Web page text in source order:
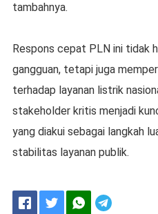
tambahnya.
Respons cepat PLN ini tidak
gangguan, tetapi juga
terhadap layanan listrik
stakeholder kritis menjadi
yang diakui sebagai langkah
stabilitas layanan publik.